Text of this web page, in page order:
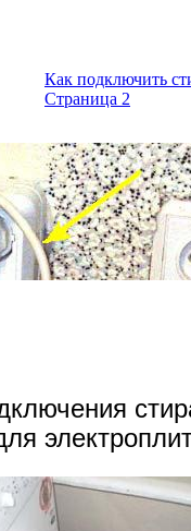
Как подключить
Страница 2